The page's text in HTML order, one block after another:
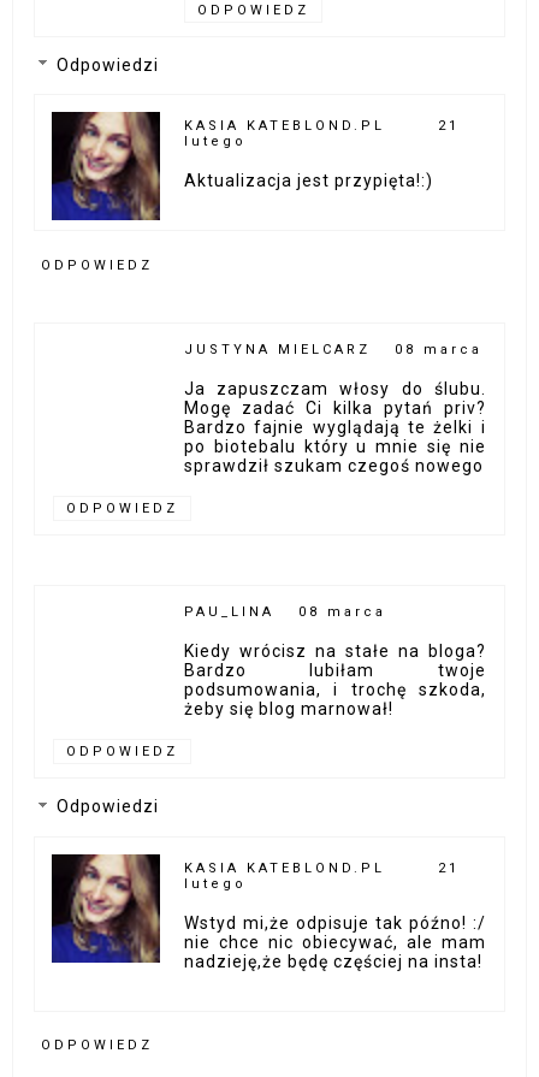
ODPOWIEDZ
Odpowiedzi
KASIA KATEBLOND.PL
21
lutego
Aktualizacja jest przypięta!:)
ODPOWIEDZ
JUSTYNA MIELCARZ 08 marca
Ja zapuszczam włosy do ślubu.
Mogę zadać Ci kilka pytań priv?
Bardzo fajnie wyglądają te żelki i
po biotebalu który u mnie się nie
sprawdził szukam czegoś nowego
ODPOWIEDZ
PAU_LINA 08 marca
Kiedy wrócisz na stałe na bloga?
Bardzo lubiłam twoje
podsumowania, i trochę szkoda,
żeby się blog marnował!
ODPOWIEDZ
Odpowiedzi
KASIA KATEBLOND.PL
21
lutego
Wstyd mi,że odpisuje tak późno! :/
nie chce nic obiecywać, ale mam
nadzieję,że będę częściej na insta!
ODPOWIEDZ